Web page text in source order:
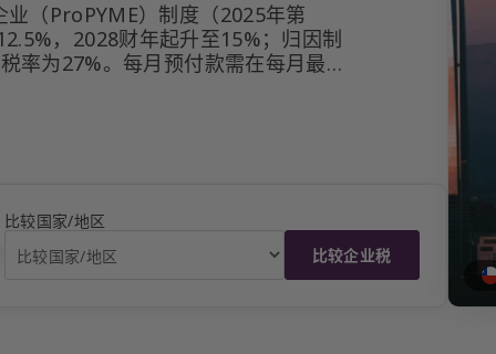
（ProPYME）制度（2025年第
，2028财年起升至15%；归因制
率为27%。每月预付款需在每月最后
比较国家/地区
比较企业税